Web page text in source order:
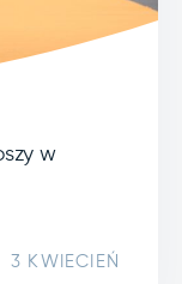
w
3 KWIECIEŃ